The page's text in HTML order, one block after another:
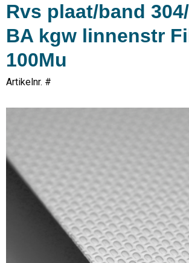
Rvs plaat/band
BA kgw linnenstr
100Mu
Artikelnr. #